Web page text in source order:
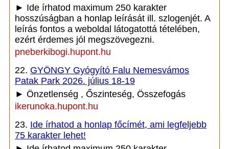
► Ide írhatod maximum 250 karakter
hosszúságban a honlap leírását ill. szlogenjét. A
leírás fontos a weboldal látogatottá tételében,
ezért érdemes jól megszövegezni.
pneberkibogi.hupont.hu
22. GYÖNGY Gyógyító Falu Nemesvámos
Patak Park 2026. július 18-19
► Önzetlenség , Őszinteség, Összefogás
ikerunoka.hupont.hu
23. Ide írhatod a honlap főcímét, ami legfeljebb
75 karakter lehet!